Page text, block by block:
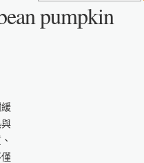
pumpkin